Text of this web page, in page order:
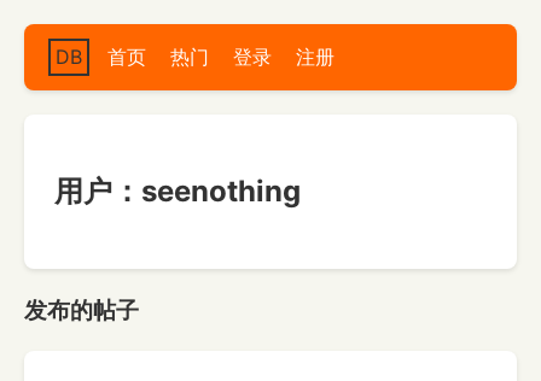
DB 首页 热门 登录 注册
用户：seenothing
发布的帖子